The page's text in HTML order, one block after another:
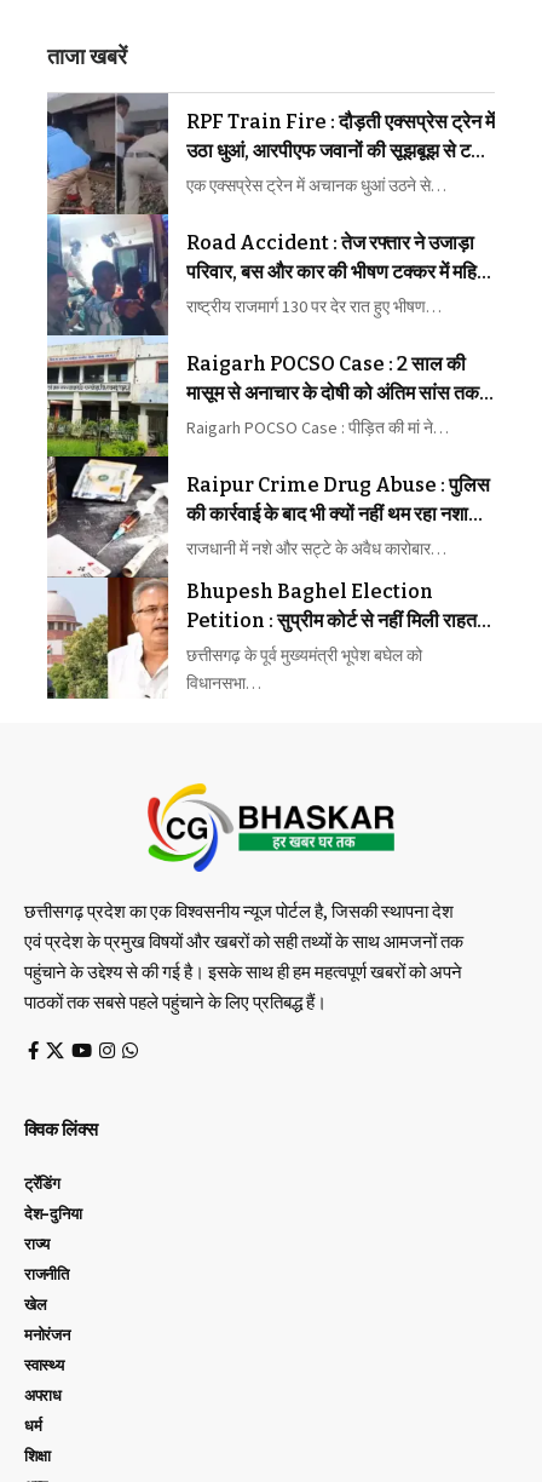
ताजा खबरें
RPF Train Fire : दौड़ती एक्सप्रेस ट्रेन में
उठा धुआं, आरपीएफ जवानों की सूझबूझ से टला
बड़ा रेल हादसा
एक एक्सप्रेस ट्रेन में अचानक धुआं उठने से…
Road Accident : तेज रफ्तार ने उजाड़ा
परिवार, बस और कार की भीषण टक्कर में महिला
की मौत, कई घायल
राष्ट्रीय राजमार्ग 130 पर देर रात हुए भीषण…
Raigarh POCSO Case : 2 साल की
मासूम से अनाचार के दोषी को अंतिम सांस तक
कारावास
Raigarh POCSO Case : पीड़ित की मां ने…
Raipur Crime Drug Abuse : पुलिस
की कार्रवाई के बाद भी क्यों नहीं थम रहा नशा
और सट्टे का कारोबार, लोगों ने उठाए बड़े
राजधानी में नशे और सट्टे के अवैध कारोबार…
Bhupesh Baghel Election
Petition : सुप्रीम कोर्ट से नहीं मिली राहत,
अब चुनाव याचिका पर आगे होगी सुनवाई
छत्तीसगढ़ के पूर्व मुख्यमंत्री भूपेश बघेल को
विधानसभा…
छत्तीसगढ़ प्रदेश का एक विश्वसनीय न्यूज पोर्टल है, जिसकी स्थापना देश
एवं प्रदेश के प्रमुख विषयों और खबरों को सही तथ्यों के साथ आमजनों तक
पहुंचाने के उद्देश्य से की गई है। इसके साथ ही हम महत्वपूर्ण खबरों को अपने
पाठकों तक सबसे पहले पहुंचाने के लिए प्रतिबद्ध हैं।
क्विक लिंक्स
ट्रेंडिंग
देश-दुनिया
राज्य
राजनीति
खेल
मनोरंजन
स्वास्थ्य
अपराध
धर्म
शिक्षा